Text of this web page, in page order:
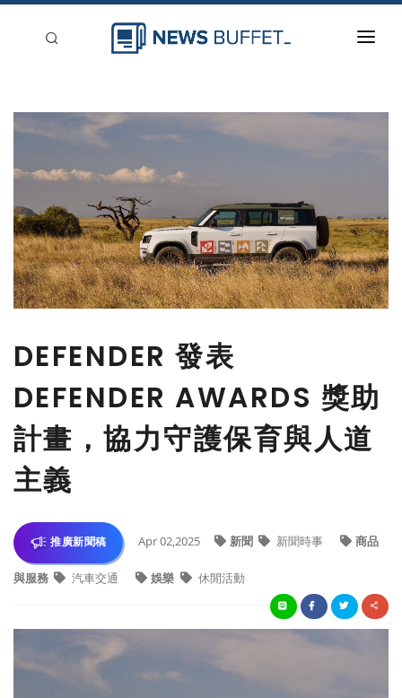
新聞稿分類
DEFENDER 發表
DEFENDER AWARDS 獎助
計畫，協力守護保育與人道
主義
推廣新聞稿 Apr 02,2025 新聞 新聞時事 商品
與服務 汽車交通 娛樂 休閒活動